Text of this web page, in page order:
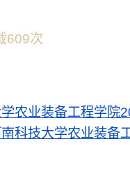
609次
农业装备工程学院
科技大学农业装备